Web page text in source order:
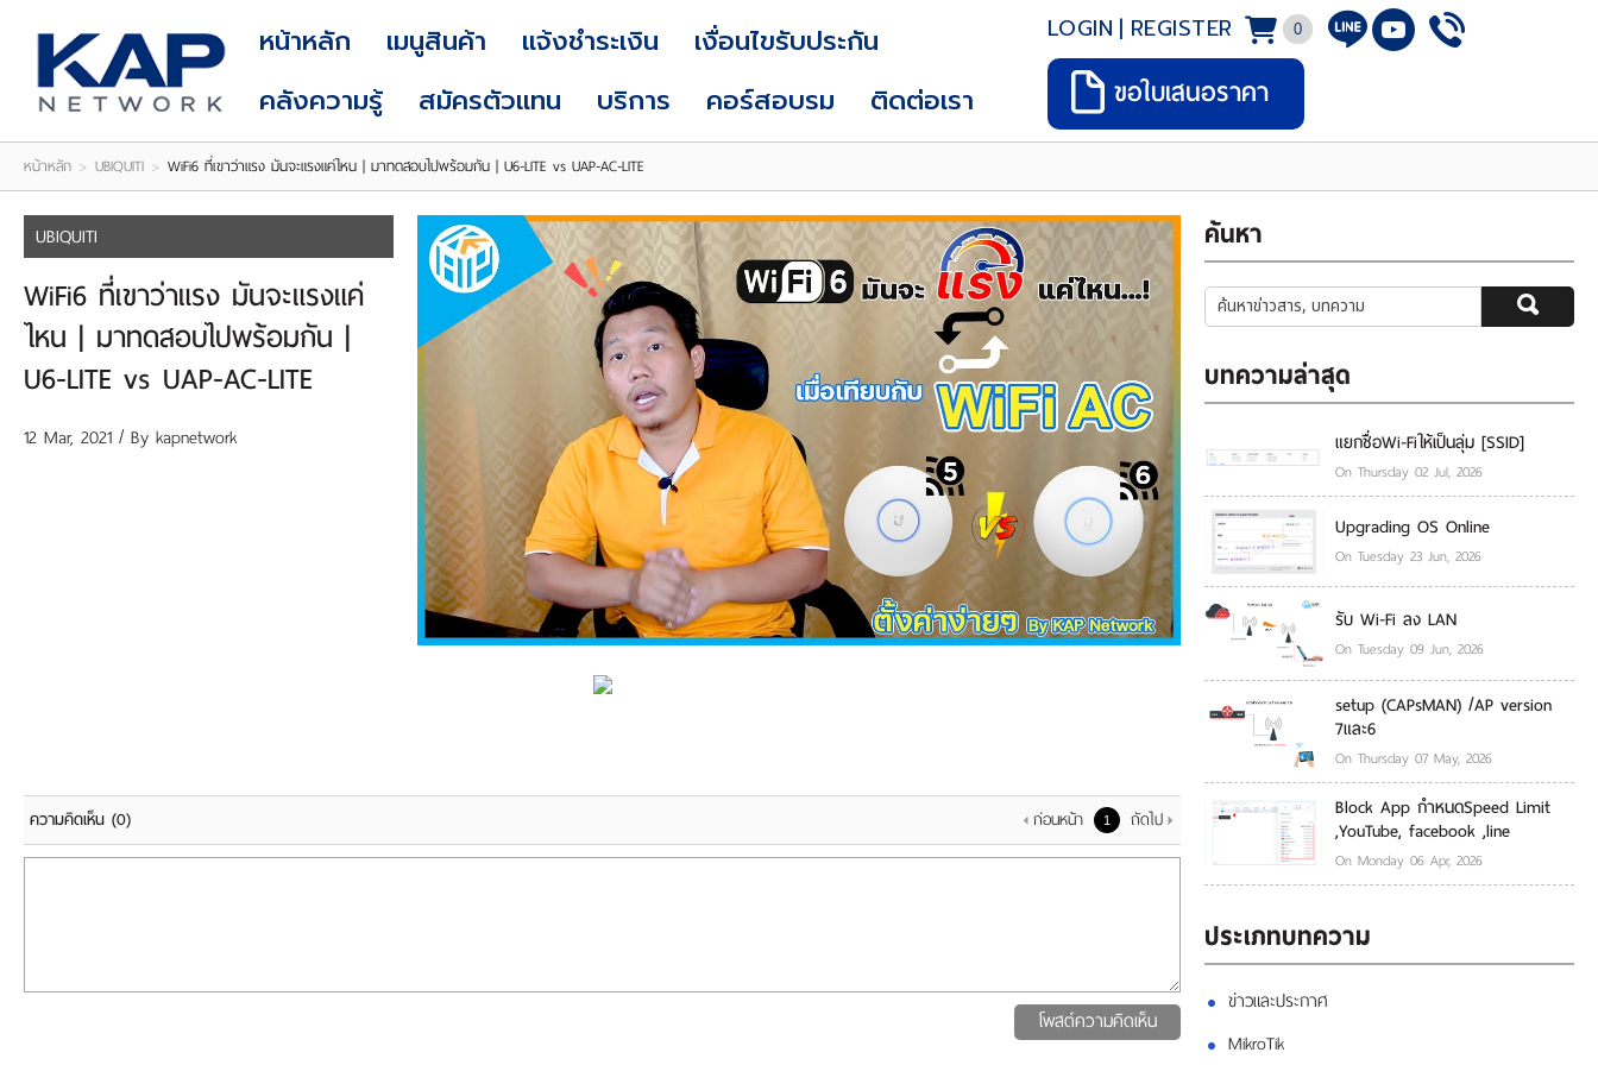
REGISTER
หน้าหลัก เมนูสินค้า แจ้งชำระเงิน
เงื่อนไขรับประกัน
คลังความรู้
สมัครตัวแทน บริการ คอร์สอบรม ติดต่อเรา
LOGIN | REGISTER 0
ขอใบเสนอราคา
หน้าหลัก > UBIQUITI > WiFi6 ที่เขาว่าแรง มันจะแรงแค่ไหน | มาทดสอบไปพร้อมกัน | U6-LITE vs UAP-AC-LITE
UBIQUITI
WiFi6 ที่เขาว่าแรง มันจะแรงแค่
ไหน | มาทดสอบไปพร้อมกัน |
U6-LITE vs UAP-AC-LITE
12 Mar, 2021 / By kapnetwork
ความคิดเห็น (0) ก่อนหน้า 1 ถัดไป
โพสต์ความคิดเห็น
ค้นหา
บทความล่าสุด
แยกชื่อWi-Fiให้เป็นลุ่ม [SSID]
On Thursday 02 Jul, 2026
Upgrading OS Online
On Tuesday 23 Jun, 2026
รับ Wi-Fi ลง LAN
On Tuesday 09 Jun, 2026
setup (CAPsMAN) /AP version
7และ6
On Thursday 07 May, 2026
Block App กำหนดSpeed Limit
,YouTube, facebook ,line
On Monday 06 Apr, 2026
ประเภทบทความ
ข่าวและประกาศ
MikroTik